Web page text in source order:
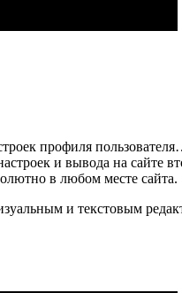
профиля
и вывода на сайте
в любом месте сайта.
и текстовым